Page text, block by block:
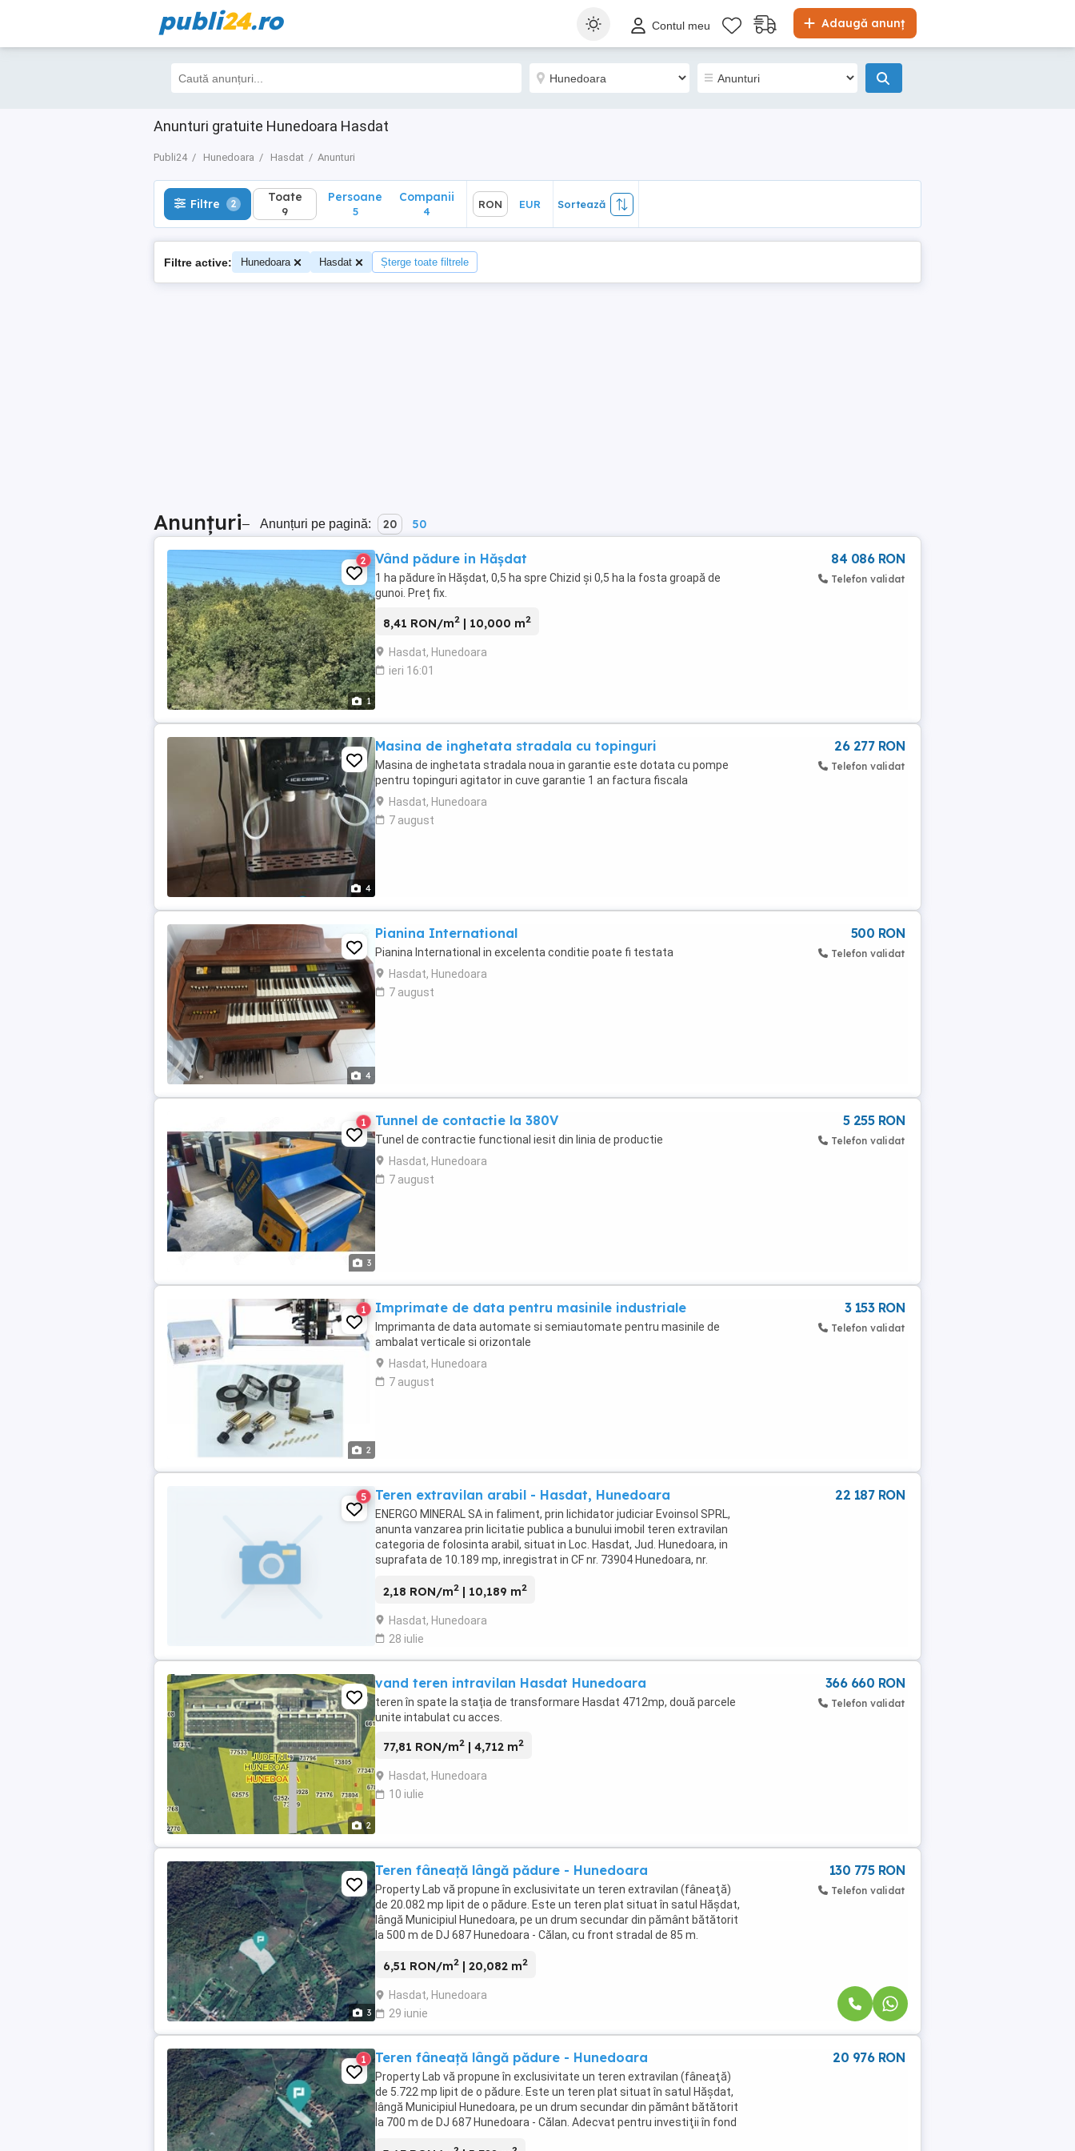
publi24.ro Adaugă anunț
Contul meu
Anunturi gratuite Hunedoara Hasdat
Publi24 Hunedoara Hasdat Anunturi
Filtre 2 Toate
9
Sortează
Filtre 2 Toate
9
Persoane
5
Companii
4
RON EUR Sortează
Filtre active: Hunedoara Hasdat Șterge toate filtrele
Anunțuri– Anunțuri pe pagină: 20 50
1
2 Vând pădure in Hășdat
1 ha pădure în Hășdat, 0,5 ha spre Chizid și 0,5 ha la fosta groapă de
gunoi. Preț fix.
8,41 RON/m2 | 10,000 m2
Hasdat, Hunedoara
ieri 16:01
84 086 RON
Telefon validat
4
Masina de inghetata stradala cu topinguri
Masina de inghetata stradala noua in garantie este dotata cu pompe
pentru topinguri agitator in cuve garantie 1 an factura fiscala
Hasdat, Hunedoara
7 august
26 277 RON
Telefon validat
4
Pianina International
Pianina International in excelenta conditie poate fi testata
Hasdat, Hunedoara
7 august
500 RON
Telefon validat
3
1 Tunnel de contactie la 380V
Tunel de contractie functional iesit din linia de productie
Hasdat, Hunedoara
7 august
5 255 RON
Telefon validat
2
1 Imprimate de data pentru masinile industriale
Imprimanta de data automate si semiautomate pentru masinile de
ambalat verticale si orizontale
Hasdat, Hunedoara
7 august
3 153 RON
Telefon validat
5 Teren extravilan arabil - Hasdat, Hunedoara
ENERGO MINERAL SA in faliment, prin lichidator judiciar Evoinsol SPRL,
anunta vanzarea prin licitatie publica a bunului imobil teren extravilan
categoria de folosinta arabil, situat in Loc. Hasdat, Jud. Hunedoara, in
suprafata de 10.189 mp, inregistrat in CF nr. 73904 Hunedoara, nr.
2,18 RON/m2 | 10,189 m2
Hasdat, Hunedoara
28 iulie
22 187 RON
2
vand teren intravilan Hasdat Hunedoara
teren în spate la stația de transformare Hasdat 4712mp, două parcele
unite intabulat cu acces.
77,81 RON/m2 | 4,712 m2
Hasdat, Hunedoara
10 iulie
366 660 RON
Telefon validat
3
Teren fâneaţă lângă pădure - Hunedoara
Property Lab vă propune în exclusivitate un teren extravilan (fâneaţă)
de 20.082 mp lipit de o pădure. Este un teren plat situat în satul Hăşdat,
lângă Municipiul Hunedoara, pe un drum secundar din pământ bătătorit
la 500 m de DJ 687 Hunedoara - Călan, cu front stradal de 85 m.
6,51 RON/m2 | 20,082 m2
Hasdat, Hunedoara
29 iunie
130 775 RON
Telefon validat
1 Teren fâneaţă lângă pădure - Hunedoara
Property Lab vă propune în exclusivitate un teren extravilan (fâneaţă)
de 5.722 mp lipit de o pădure. Este un teren plat situat în satul Hăşdat,
lângă Municipiul Hunedoara, pe un drum secundar din pământ bătătorit
la 700 m de DJ 687 Hunedoara - Călan. Adecvat pentru investiţii în fond
20 976 RON